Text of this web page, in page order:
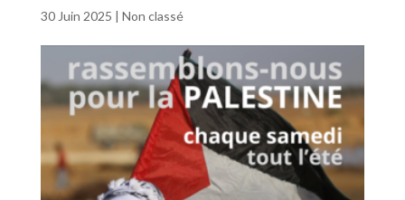
30 Juin 2025 | Non classé